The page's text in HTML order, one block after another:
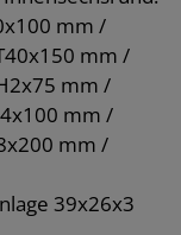
mm /
mm /
mm /
mm /
mm /
39x26x3